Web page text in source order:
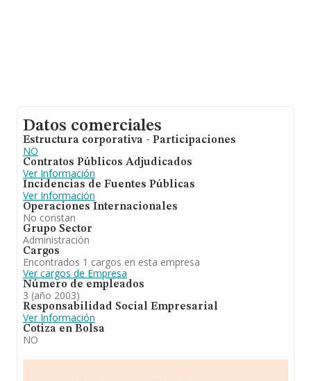
Datos comerciales
Estructura corporativa - Participaciones
NO
Contratos Públicos Adjudicados
Ver Información
Incidencias de Fuentes Públicas
Ver Información
Operaciones Internacionales
No constan
Grupo Sector
Administración
Cargos
Encontrados 1 cargos en esta empresa
Ver cargos de Empresa
Número de empleados
3 (año 2003)
Responsabilidad Social Empresarial
Ver Información
Cotiza en Bolsa
NO